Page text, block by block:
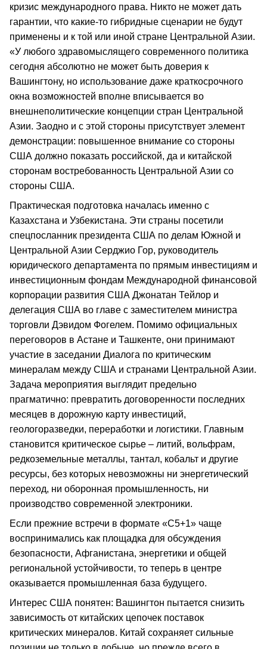
кризис международного права. Никто не может дать
гарантии, что какие-то гибридные сценарии не будут
применены и к той или иной стране Центральной Азии.
«У любого здравомыслящего современного политика
сегодня абсолютно не может быть доверия к
Вашингтону, но использование даже краткосрочного
окна возможностей вполне вписывается во
внешнеполитические концепции стран Центральной
Азии. Заодно и с этой стороны присутствует элемент
демонстрации: повышенное внимание со стороны
США должно показать российской, да и китайской
сторонам востребованность Центральной Азии со
стороны США.
Практическая подготовка началась именно с
Казахстана и Узбекистана. Эти страны посетили
спецпосланник президента США по делам Южной и
Центральной Азии Серджио Гор, руководитель
юридического департамента по прямым инвестициям и
инвестиционным фондам Международной финансовой
корпорации развития США Джонатан Тейлор и
делегация США во главе с заместителем министра
торговли Дэвидом Фогелем. Помимо официальных
переговоров в Астане и Ташкенте, они принимают
участие в заседании Диалога по критическим
минералам между США и странами Центральной Азии.
Задача мероприятия выглядит предельно
прагматично: превратить договоренности последних
месяцев в дорожную карту инвестиций,
геологоразведки, переработки и логистики. Главным
становится критическое сырье – литий, вольфрам,
редкоземельные металлы, тантал, кобальт и другие
ресурсы, без которых невозможны ни энергетический
переход, ни оборонная промышленность, ни
производство современной электроники.
Если прежние встречи в формате «C5+1» чаще
воспринимались как площадка для обсуждения
безопасности, Афганистана, энергетики и общей
региональной устойчивости, то теперь в центре
оказывается промышленная база будущего.
Интерес США понятен: Вашингтон пытается снизить
зависимость от китайских цепочек поставок
критических минералов. Китай сохраняет сильные